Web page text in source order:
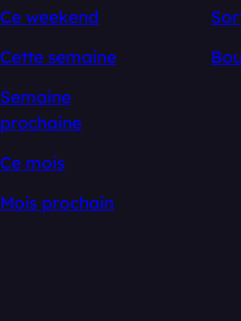
Ce weekend
Cette semaine
Semaine
prochaine
Ce mois
Mois prochain